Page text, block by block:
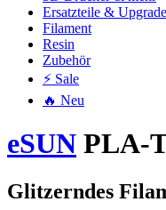
Ersatzteile &
Filament
Resin
Zubehör
⚡ Sale
🔥 Neu
eSUN PLA-
Glitzerndes